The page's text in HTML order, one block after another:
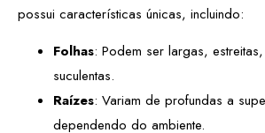
possui características únicas, incluindo:
Folhas: Podem ser largas,
suculentas.
Raízes: Variam de profundas a
dependendo do ambiente.